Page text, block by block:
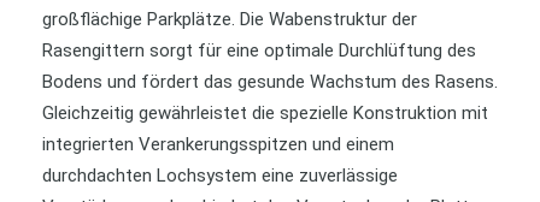
großflächige Parkplätze. Die Wabenstruktur der
Rasengittern sorgt für eine optimale Durchlüftung des
Bodens und fördert das gesunde Wachstum des Rasens.
Gleichzeitig gewährleistet die spezielle Konstruktion mit
integrierten Verankerungsspitzen und einem
durchdachten Lochsystem eine zuverlässige